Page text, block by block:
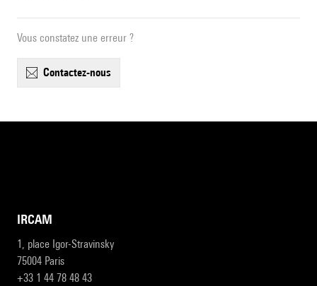
Vous constatez une erreur ?
contactez-nous
IRCAM
1, place Igor-Stravinsky
75004 Paris
+33 1 44 78 48 43